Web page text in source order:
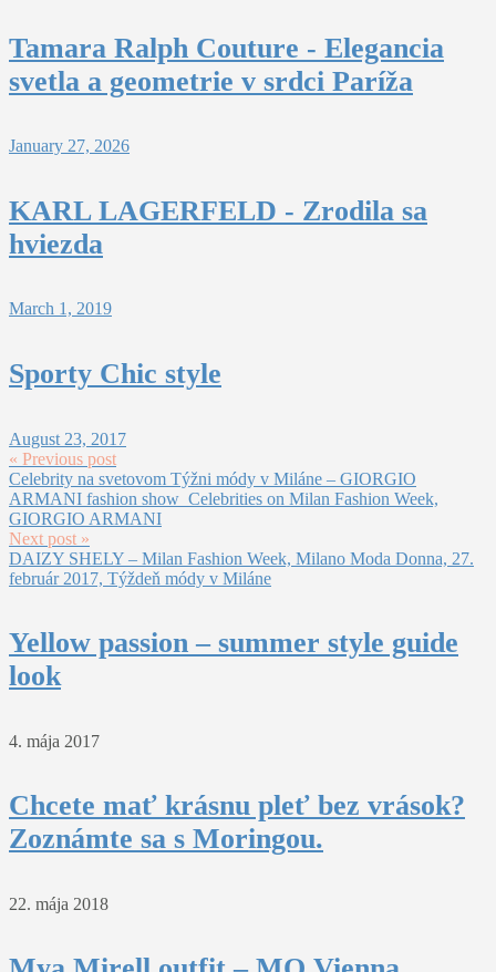
Tamara Ralph Couture - Elegancia
svetla a geometrie v srdci Paríža
January 27, 2026
KARL LAGERFELD - Zrodila sa
hviezda
March 1, 2019
Sporty Chic style
August 23, 2017
« Previous post
Celebrity na svetovom Týžni módy v Miláne – GIORGIO
ARMANI fashion show_Celebrities on Milan Fashion Week,
GIORGIO ARMANI
Next post »
DAIZY SHELY – Milan Fashion Week, Milano Moda Donna, 27.
február 2017, Týždeň módy v Miláne
Yellow passion – summer style guide
look
4. mája 2017
Chcete mať krásnu pleť bez vrások?
Zoznámte sa s Moringou.
22. mája 2018